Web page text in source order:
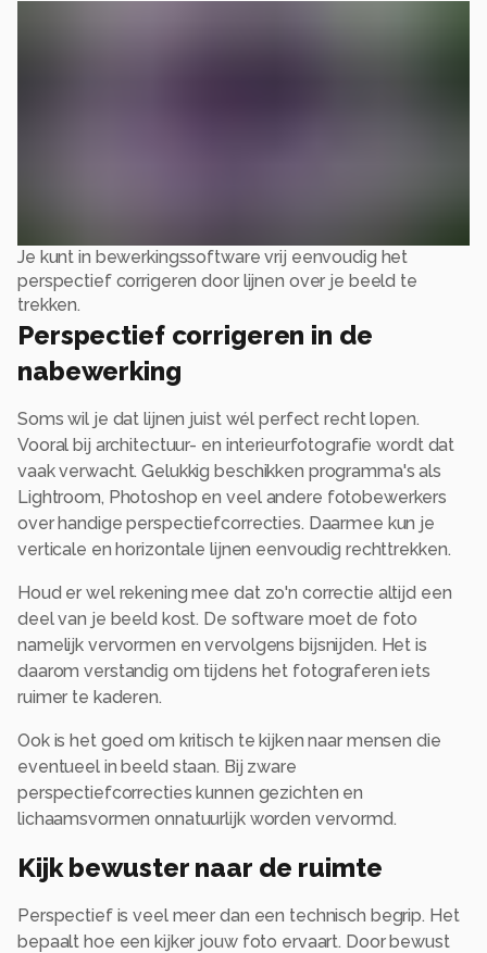
Je kunt in bewerkingssoftware vrij eenvoudig het
perspectief corrigeren door lijnen over je beeld te
trekken.
Perspectief corrigeren in de
nabewerking
Soms wil je dat lijnen juist wél perfect recht lopen.
Vooral bij architectuur- en interieurfotografie wordt dat
vaak verwacht. Gelukkig beschikken programma's als
Lightroom, Photoshop en veel andere fotobewerkers
over handige perspectiefcorrecties. Daarmee kun je
verticale en horizontale lijnen eenvoudig rechttrekken.
Houd er wel rekening mee dat zo'n correctie altijd een
deel van je beeld kost. De software moet de foto
namelijk vervormen en vervolgens bijsnijden. Het is
daarom verstandig om tijdens het fotograferen iets
ruimer te kaderen.
Ook is het goed om kritisch te kijken naar mensen die
eventueel in beeld staan. Bij zware
perspectiefcorrecties kunnen gezichten en
lichaamsvormen onnatuurlijk worden vervormd.
Kijk bewuster naar de ruimte
Perspectief is veel meer dan een technisch begrip. Het
bepaalt hoe een kijker jouw foto ervaart. Door bewust